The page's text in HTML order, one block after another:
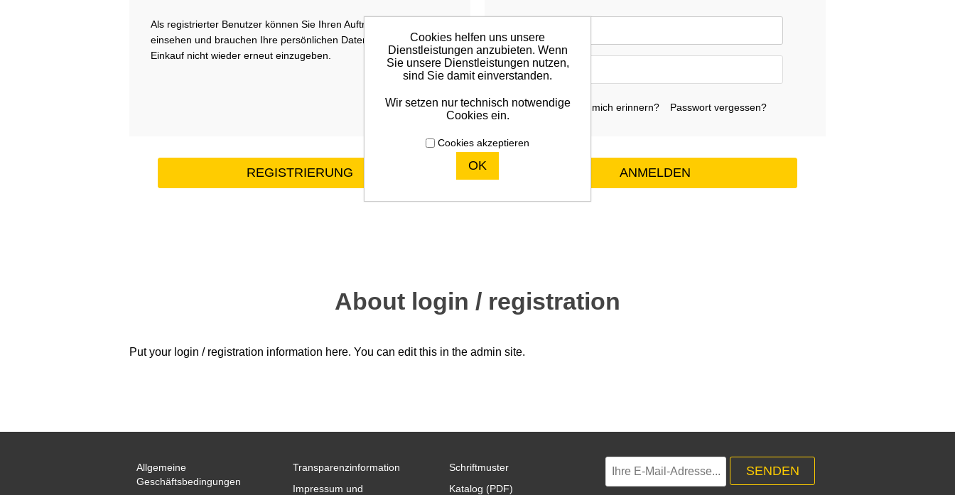
Als registrierter Benutzer können Sie Ihren Auftragsstatus
einsehen und brauchen Ihre persönlichen Daten beim nächsten
Einkauf nicht wieder erneut einzugeben.
Passwort:
Sich an mich erinnern? Passwort vergessen?
About login / registration
Put your login / registration information here. You can edit this in the admin site.
Allgemeine
Geschäftsbedingungen
Transparenzinformation
Impressum und
Schriftmuster
Katalog (PDF)
Cookies helfen uns unsere
Dienstleistungen anzubieten. Wenn
Sie unsere Dienstleistungen nutzen,
sind Sie damit einverstanden.
Wir setzen nur technisch notwendige
Cookies ein.
Cookies akzeptieren
OK